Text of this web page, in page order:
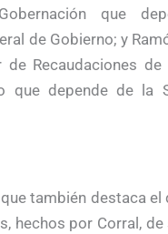
que
de Gobierno; y
Recaudaciones de
que depende de la
también destaca el
hechos por Corral,